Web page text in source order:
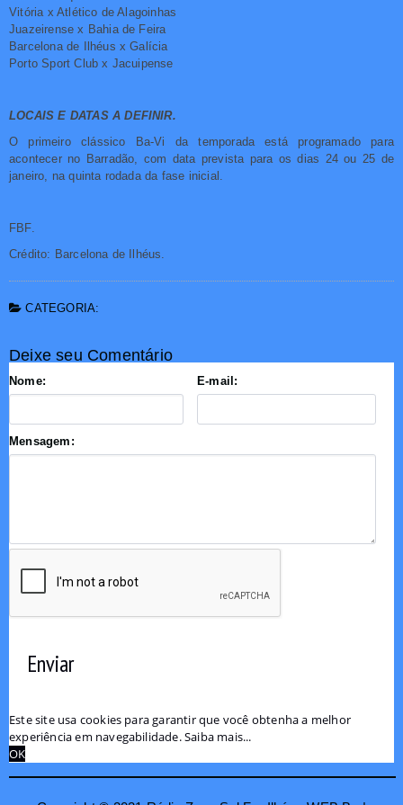
Vitória x Atlético de Alagoinhas
Juazeirense x Bahia de Feira
Barcelona de Ilhéus x Galícia
Porto Sport Club x Jacuipense
LOCAIS E DATAS A DEFINIR.
O primeiro clássico Ba-Vi da temporada está programado para
acontecer no Barradão, com data prevista para os dias 24 ou 25 de
janeiro, na quinta rodada da fase inicial.
FBF.
Crédito: Barcelona de Ilhéus.
CATEGORIA:
Deixe seu Comentário
Nome: E-mail:
Mensagem:
Enviar
Este site usa cookies para garantir que você obtenha a melhor
experiência em navegabilidade.Saiba mais...
OK